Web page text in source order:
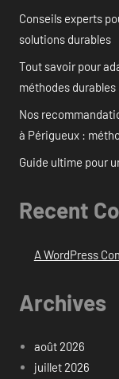
Conseils experts
solutions durables
Tout savoir pour
méthodes durables
Nos
à Périgueux :
Guide ultime pour
Recent
A WordPress
Archives
août 2026
juillet 2026